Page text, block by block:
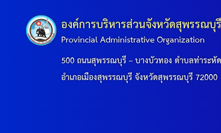
องค์การบริหารส่วนจังหวัดสุพรรณบุ
Provincial Administrative Organization
500 ถนนสุพรรณบุรี – บางบัวทอง ตำบลท่าระหั
อำเภอเมืองสุพรรณบุรี จังหวัดสุพรรณบุรี 72000